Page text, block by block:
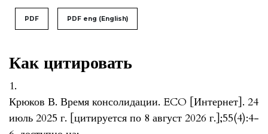
Как цитировать
1.
Крюков В. Время консолидации. ECO [Интернет]. 24
июль 2025 г. [цитируется по 8 август 2026 г.];55(4):4-
PDF PDF eng (English)